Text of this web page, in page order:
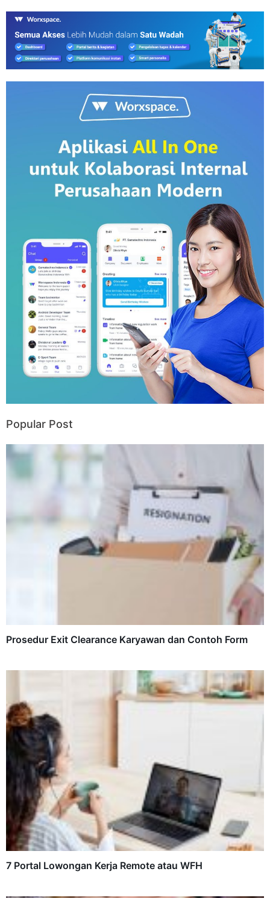
Popular Post
Prosedur Exit Clearance Karyawan dan Contoh Form
7 Portal Lowongan Kerja Remote atau WFH